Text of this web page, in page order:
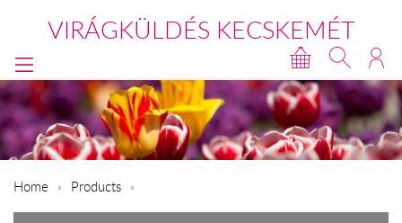
VIRÁGKÜLDÉS KECSKEMÉT
Home Products